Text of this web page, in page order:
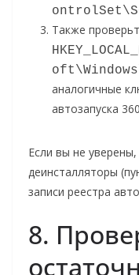
Также
аналогичные
автозапуска
Если вы не
деинсталляторы
записи реестра
8.